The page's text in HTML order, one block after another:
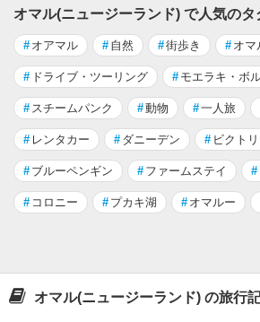
オマル(ニュージーランド) で人気のタ
# オアマル # 自然 #街歩き # オマ
# ドライブ・ツーリング # モエラキ・ボ
# スチームパンク #動物 #一人旅
# レンタカー # ダニーデン # ビクト
# ブルーペンギン # ファームステイ #
# コロニー # プカキ湖 # オマルー
オマル(ニュージーランド) の旅行